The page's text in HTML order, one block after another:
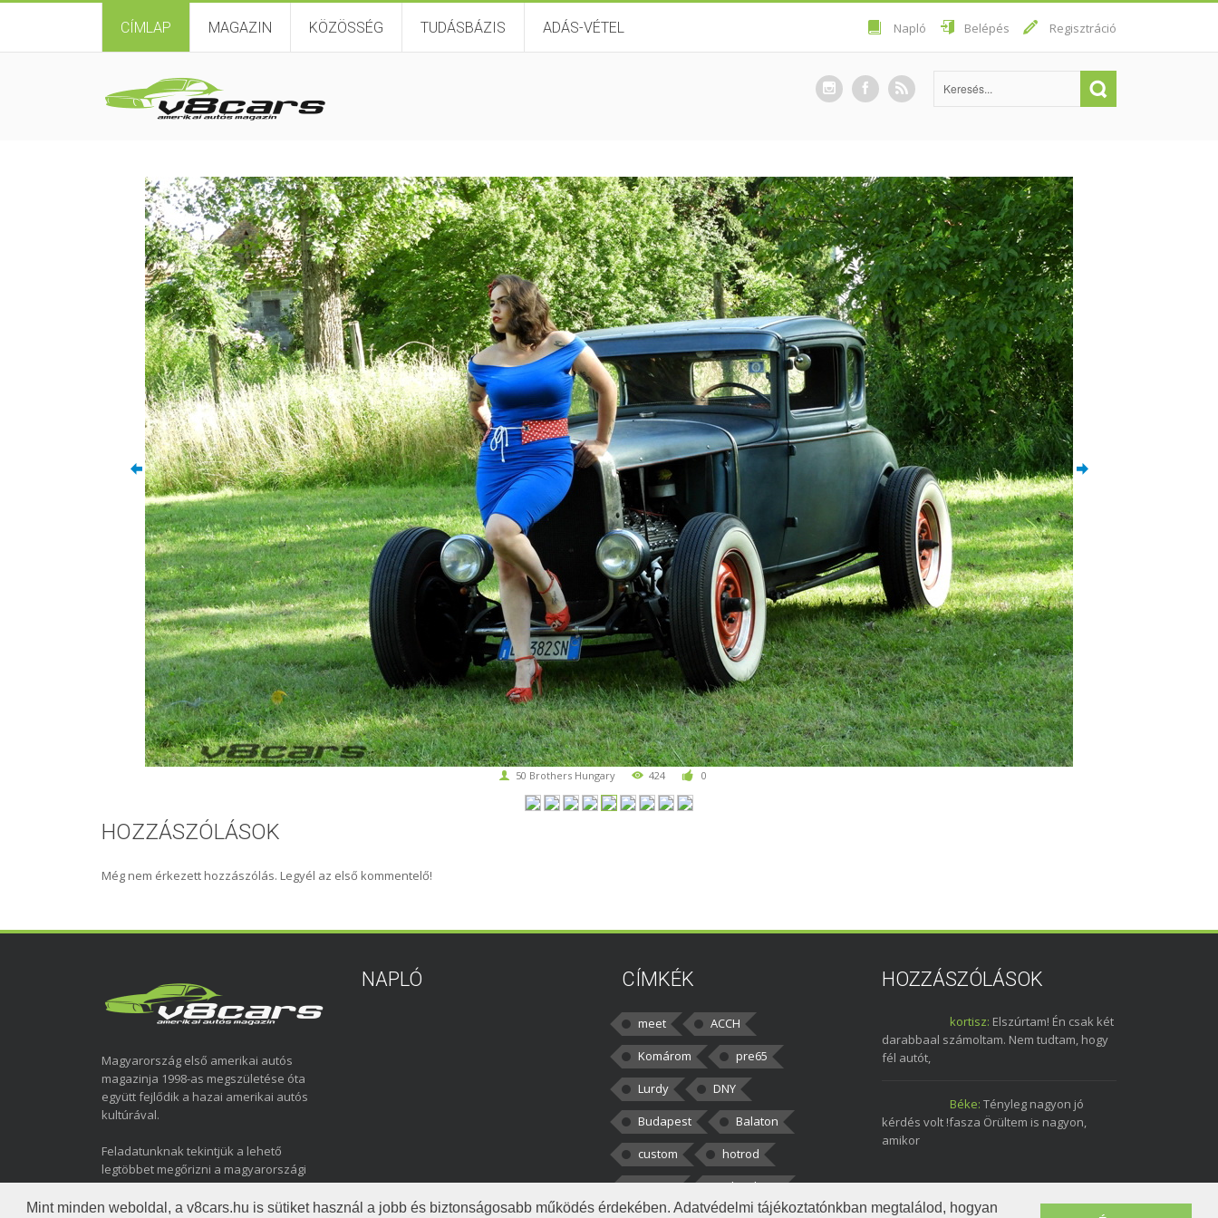
Mint minden weboldal, a v8cars.hu is sütiket használ a jobb és biztonságosabb működés érdekében. Adatvédelmi tájékoztatónkban megtalálod, hogyan
CÍMLAP MAGAZIN KÖZÖSSÉG TUDÁSBÁZIS ADÁS-VÉTEL Napló Belépés Regisztráció
50 Brothers Hungary 424 0
HOZZÁSZÓLÁSOK
Még nem érkezett hozzászólás. Legyél az első kommentelő!
Magyarország első amerikai autós
magazinja 1998-as megszületése óta
együtt fejlődik a hazai amerikai autós
kultúrával.
Feladatunknak tekintjük a lehető
legtöbbet megőrizni a magyarországi
amerikai autózás elmúlt közel három
évtizedéről.
NAPLÓ CÍMKÉK
meet
ACCH
Komárom
pre65
Lurdy
DNY
Budapest
Balaton
custom
hotrod
v8cars
50brothers
HOZZÁSZÓLÁSOK
kortisz: Elszúrtam! Én csak két
darabbaal számoltam. Nem tudtam, hogy
fél autót,
Béke: Tényleg nagyon jó
kérdés volt !fasza Örültem is nagyon,
amikor